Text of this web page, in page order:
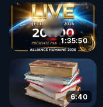
1:35:50
6:40